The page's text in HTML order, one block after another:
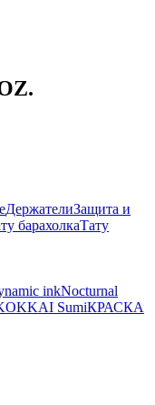
ДержателиЗащита и
барахолкаТату
inkNocturnal
SumiКРАСКА